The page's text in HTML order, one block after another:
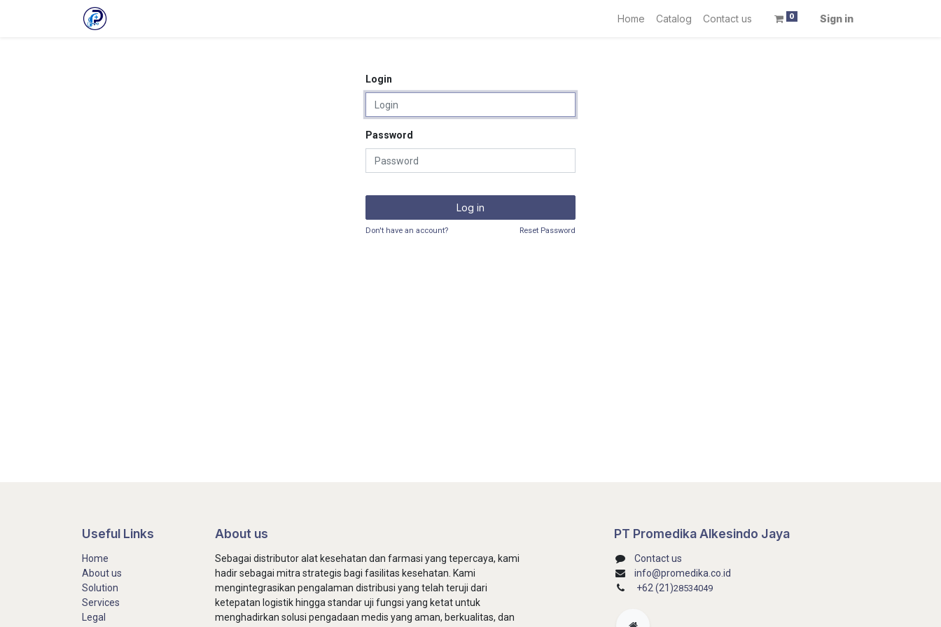
Home Catalog Contact us 0 Sign in
Login
Password
Log in
Don't have an account? Reset Password
Useful Links
Home
About us
Solution
Services
Legal
About us
Sebagai distributor alat kesehatan dan farmasi yang tepercaya, kami
hadir sebagai mitra strategis bagi fasilitas kesehatan. Kami
mengintegrasikan pengalaman distribusi yang telah teruji dari
ketepatan logistik hingga standar uji fungsi yang ketat untuk
menghadirkan solusi pengadaan medis yang aman, berkualitas, dan
PT Promedika Alkesindo Jaya
Contact us
info@promedika.co.id
+62 (21)28534049